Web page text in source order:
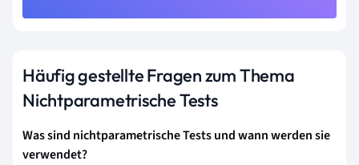
Häufig gestellte Fragen zum Thema
Nichtparametrische Tests
Was sind nichtparametrische Tests und wann werden sie
verwendet?